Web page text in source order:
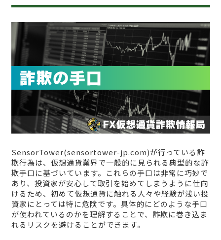
SensorTower(sensortower-jp.com)が行っている詐
欺行為は、仮想通貨業界で一般的に見られる典型的な詐
欺手口に基づいています。これらの手口は非常に巧妙で
あり、投資家が安心して取引を始めてしまうように仕向
けるため、初めて仮想通貨に触れる人々や経験が浅い投
資家にとっては特に危険です。具体的にどのような手口
が使われているのかを理解することで、詐欺に巻き込ま
れるリスクを避けることができます。